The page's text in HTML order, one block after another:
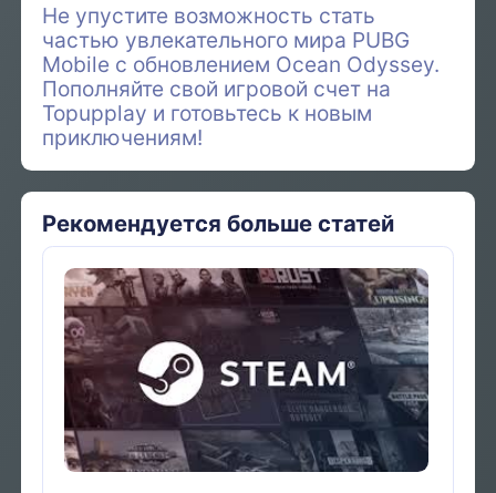
Не упустите возможность стать
частью увлекательного мира PUBG
Mobile с обновлением Ocean Odyssey.
Пополняйте свой игровой счет на
Topupplay и готовьтесь к новым
приключениям!
Рекомендуется больше статей